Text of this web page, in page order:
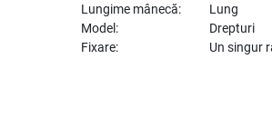
Lungime mânecă:
Lung
Model:
Drepturi
Fixare:
Un singur